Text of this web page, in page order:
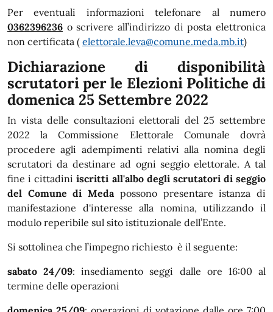
Per eventuali informazioni telefonare al numero
0362396236 o scrivere all’indirizzo di posta elettronica
non certificata ( elettorale.leva@comune.meda.mb.it)
Dichiarazione di disponibilità
scrutatori per le Elezioni Politiche di
domenica 25 Settembre 2022
In vista delle consultazioni elettorali del 25 settembre
2022 la Commissione Elettorale Comunale dovrà
procedere agli adempimenti relativi alla nomina degli
scrutatori da destinare ad ogni seggio elettorale. A tal
fine i cittadiniiscritti all'albo degli scrutatori di seggio
del Comune di Medapossono presentare istanza di
manifestazione d'interesse alla nomina, utilizzando il
modulo reperibile sul sito istituzionale dell’Ente.
Si sottolinea che l’impegno richiesto è il seguente:
sabato 24/09: insediamento seggi dalle ore 16:00 al
termine delle operazioni